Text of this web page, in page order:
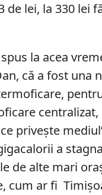
de lei, la 330 lei
la acea
că a fost una
centralizat,
privește
a
de alte mari
cum ar fi